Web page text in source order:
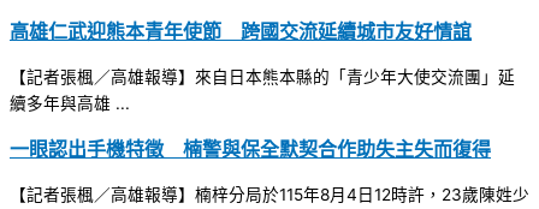
高雄仁武迎熊本青年使節 跨國交流延續城市友好情誼
【記者張楓／高雄報導】來自日本熊本縣的「青少年大使交流團」延
續多年與高雄 ...
一眼認出手機特徵 楠警與保全默契合作助失主失而復得
【記者張楓／高雄報導】楠梓分局於115年8月4日12時許，23歲陳姓少